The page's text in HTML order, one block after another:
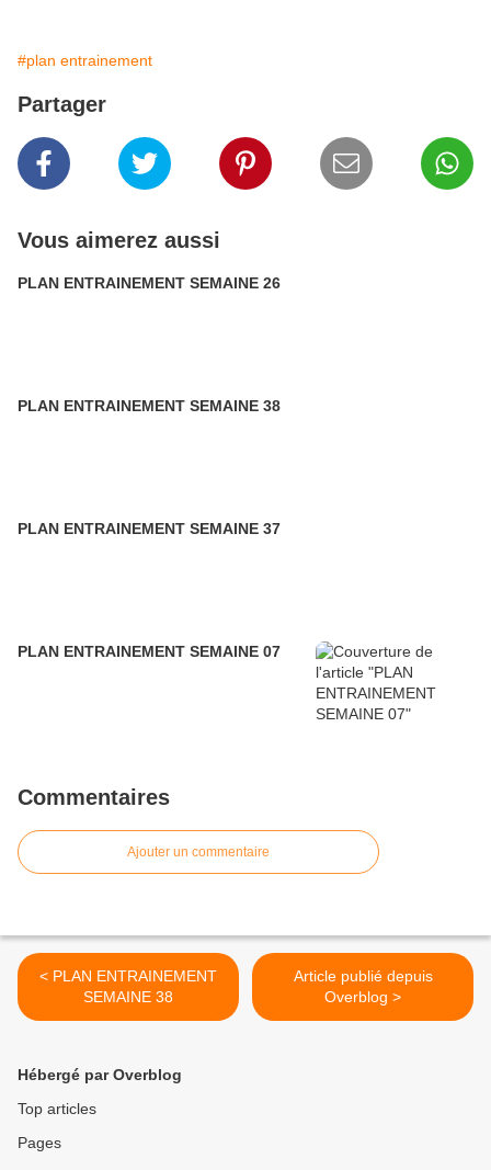
#plan entrainement
Partager
Vous aimerez aussi
PLAN ENTRAINEMENT SEMAINE 26
PLAN ENTRAINEMENT SEMAINE 38
PLAN ENTRAINEMENT SEMAINE 37
PLAN ENTRAINEMENT SEMAINE 07
Commentaires
Ajouter un commentaire
< PLAN ENTRAINEMENT
SEMAINE 38
Article publié depuis
Overblog >
Hébergé par Overblog
Top articles
Pages